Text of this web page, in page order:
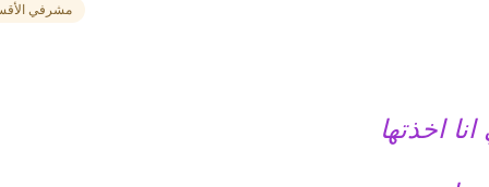
مشرفي
اخذتها